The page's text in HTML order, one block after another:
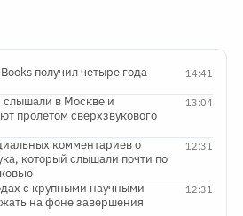
14:41
получил четыре года
13:04
слышали в Москве и
пролетом сверхзвукового
12:31
комментариев о
который слышали почти по
12:31
с крупными научными
на фоне завершения